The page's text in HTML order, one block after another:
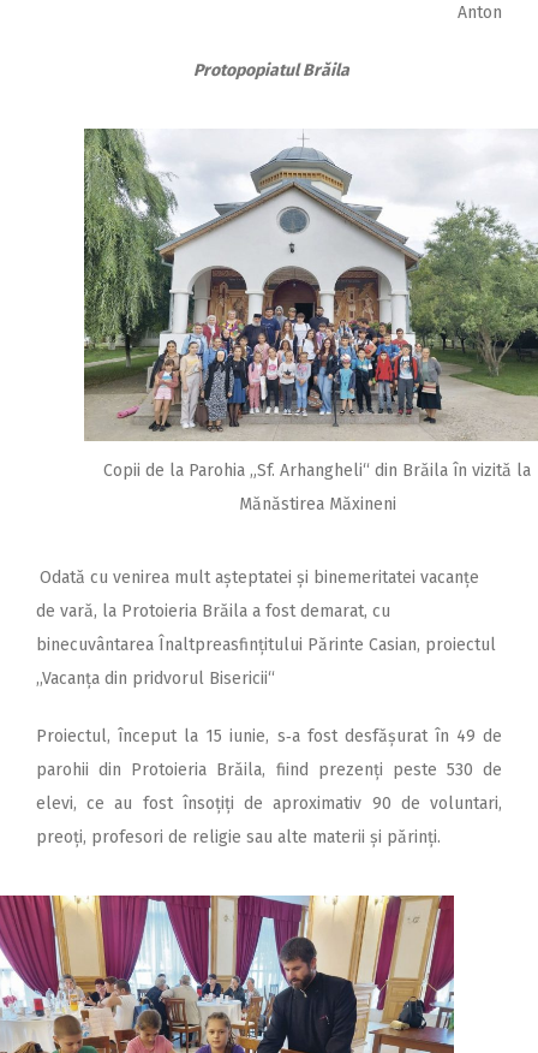
Anton
Protopopiatul Brăila
Copii de la Parohia „Sf. Arhangheli“ din Brăila în vizită la
Mănăstirea Măxineni
Odată cu venirea mult aștep­tatei și binemeritatei vacanțe
de vară, la Protoieria Brăila a fost demarat, cu
binecuvântarea Înaltpreasfințitului Părinte Casian, proiectul
,,Vacanța din pridvorul Bisericii“
Proiectul, început la 15 iunie, s‑a fost desfășurat în 49 de
parohii din Protoieria Brăila, fiind prezenți peste 530 de
elevi, ce au fost însoțiți de aproximativ 90 de voluntari,
preoți, profesori de religie sau alte materii și părinți.